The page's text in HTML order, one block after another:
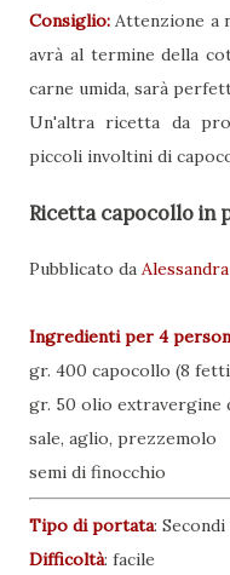
Consiglio: Attenzione a
avrà al termine della
carne umida, sarà
Un'altra ricetta da
piccoli involtini di
Ricetta capocollo in
Pubblicato da Alessandra
Ingredienti per 4
gr. 400 capocollo (8
gr. 50 olio extravergine
sale, aglio, prezzemolo
semi di finocchio
Tipo di portata:
Difficoltà: facile